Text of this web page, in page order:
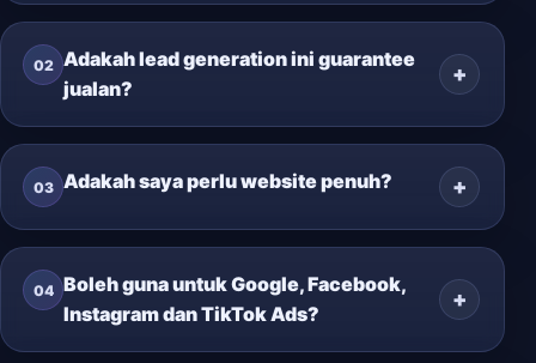
02 Adakah lead generation ini guarantee
jualan?
03 Adakah saya perlu website penuh?
04 Boleh guna untuk Google, Facebook,
Instagram dan TikTok Ads?